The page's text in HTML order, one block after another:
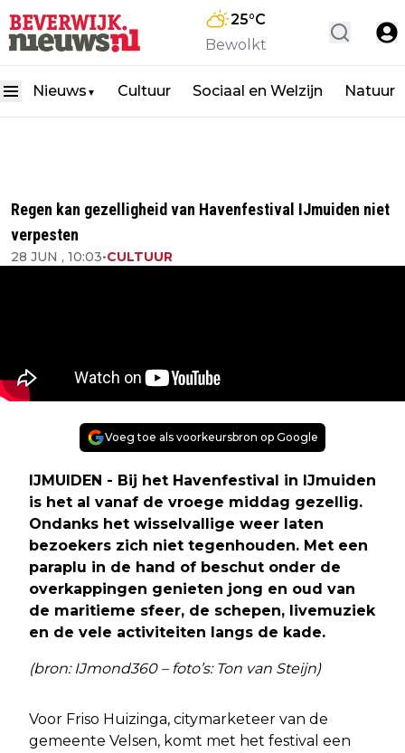
25°C
Bewolkt
Nieuws ▼ Cultuur Sociaal en Welzijn Natuur
Regen kan gezelligheid van Havenfestival IJmuiden niet
verpesten
28 JUN , 10:03•CULTUUR
Voeg toe als voorkeursbron op Google
IJMUIDEN - Bij het Havenfestival in IJmuiden
is het al vanaf de vroege middag gezellig.
Ondanks het wisselvallige weer laten
bezoekers zich niet tegenhouden. Met een
paraplu in de hand of beschut onder de
overkappingen genieten jong en oud van
de maritieme sfeer, de schepen, livemuziek
en de vele activiteiten langs de kade.
(bron: IJmond360 – foto’s: Ton van Steijn)
Voor Friso Huizinga, citymarketeer van de
gemeente Velsen, komt met het festival een